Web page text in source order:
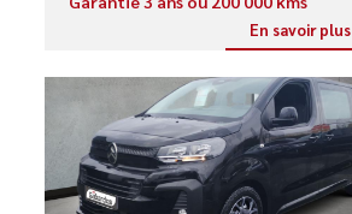
En savoir plus